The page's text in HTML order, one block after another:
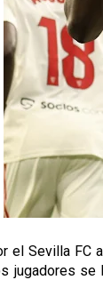
Sevilla
jugadores